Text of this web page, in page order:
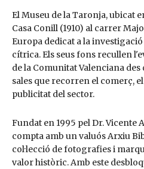
El Museu de la Taronja, ubicat
Casa Conill (1910) al carrer
Europa dedicat a la
cítrica. Els seus fons recullen
de la Comunitat Valenciana
sales que recorren el comerç,
publicitat del sector.
Fundat en 1995 pel Dr. Vicente
compta amb un valuós Arxiu
col·lecció de fotografies i
valor històric. Amb este